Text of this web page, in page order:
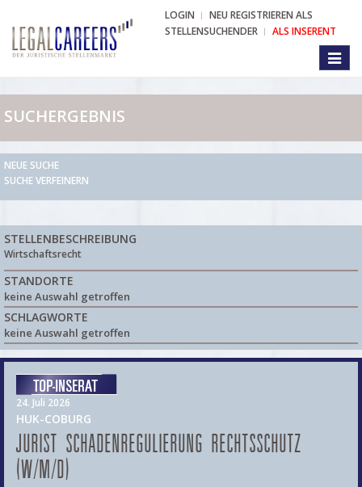
LOGIN
NEU REGISTRIEREN ALS
STELLENSUCHENDER
ALS INSERENT
SUCHERGEBNIS
NEUE SUCHE
SUCHE VERFEINERN
STELLENBESCHREIBUNG
Wirtschaftsrecht
STANDORTE
keine Auswahl getroffen
SCHLAGWORTE
keine Auswahl getroffen
24. Juli 2026
HUK-COBURG
JURIST SCHADENREGULIERUNG RECHTSSCHUTZ
(W/M/D)